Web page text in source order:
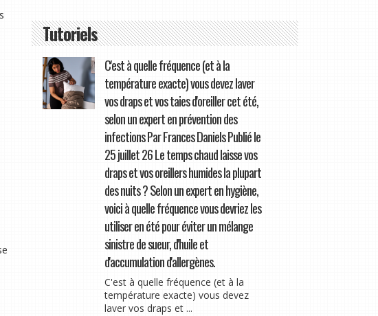
Tutoriels
C'est à quelle fréquence (et à la
température exacte) vous devez laver
vos draps et vos taies d'oreiller cet été,
selon un expert en prévention des
infections Par Frances Daniels Publié le
25 juillet 26 Le temps chaud laisse vos
draps et vos oreillers humides la plupart
des nuits ? Selon un expert en hygiène,
voici à quelle fréquence vous devriez les
utiliser en été pour éviter un mélange
sinistre de sueur, d'huile et
d'accumulation d'allergènes.
C'est à quelle fréquence (et à la
température exacte) vous devez
laver vos draps et ...